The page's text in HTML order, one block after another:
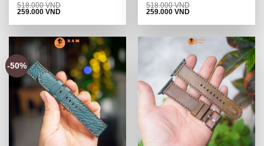
518.000VND
Original
was:
259.000VNDCurrent
is:
518.000VND
Original
was:
259.000VNDCurrent
is:
-50%